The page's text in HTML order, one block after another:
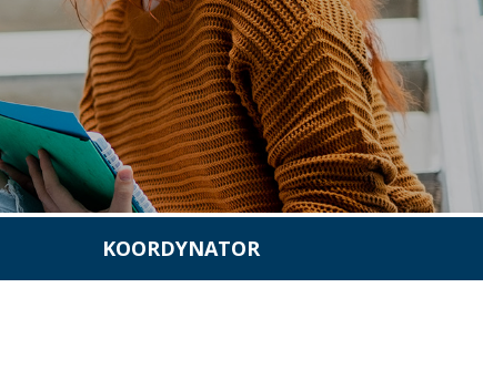
KOORDYNATOR